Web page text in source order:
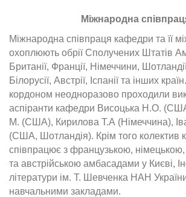
Міжнародна
Міжнародна співпраця кафедри та її
охоплюють обрії Сполучених Штатів
Британії, Франції, Німеччини,
Білорусії, Австрії, Іспанії та інших
кордоном неодноразово проходили
аспіранти кафедри Висоцька Н.О.
М. (США), Кирилова Т.А (Німеччина),
(США, Шотландія). Крім того колектив
співпрацює з французькою,
та австрійською амбасадами у Києві,
літератури ім. Т. Шевченка НАН
навчальними закладами.